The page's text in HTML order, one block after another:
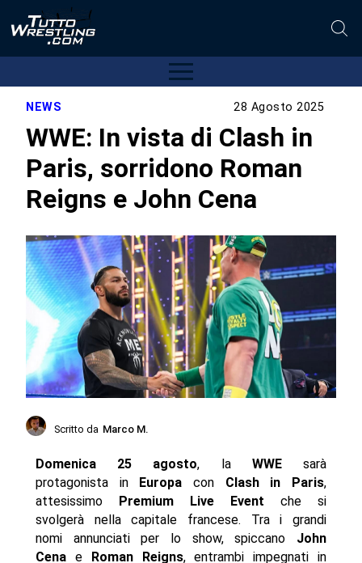
NEWS 28 Agosto 2025
WWE: In vista di Clash in
Paris, sorridono Roman
Reigns e John Cena
Scritto da Marco M.
Domenica 25 agosto, la WWEsarà
protagonista in
Europa con Clash in Paris,
attesissimo
Premium Live Event che si
svolgerà nella capitale francese. Tra i grandi
nomi annunciati per lo show, spiccano John
Cenae Roman Reigns, entrambi impegnati in